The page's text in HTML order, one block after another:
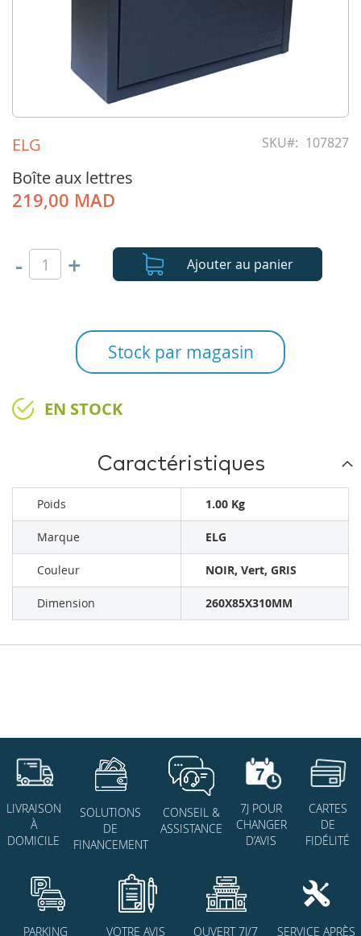
ELG SKU 107827
Boîte aux lettres
219,00 MAD
- + Ajouter au panier
Stock par magasin
EN STOCK
to
beginning
of
the
Caractéristiques
Poids 1.00 Kg
Marque ELG
Couleur NOIR, Vert, GRIS
Dimension 260X85X310MM
LIVRAISON
À
DOMICILE
SOLUTIONS
DE
FINANCEMENT
CONSEIL &
ASSISTANCE
7J POUR
CHANGER
D’AVIS
CARTES
DE
FIDÉLITÉ
PARKING
VOTRE AVIS
OUVERT 7J/7
SERVICE APRÈS